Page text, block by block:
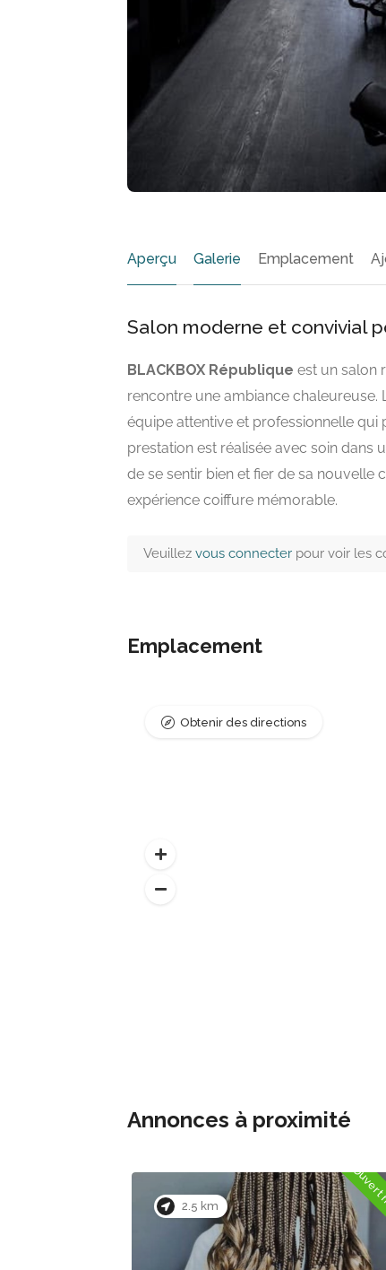
Aperçu Galerie Emplacement
Salon moderne et convivial
BLACKBOX République est un salon
rencontre une ambiance
équipe attentive et professionnelle qui
prestation est réalisée avec soin
de se sentir bien et fier de sa
expérience coiffure mémorable.
Veuillez vous connecter pour voir les
Emplacement
Obtenir des directions
Annonces à proximité
0.9 km